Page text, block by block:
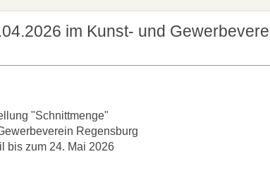
im Kunst- und
"Schnittmenge"
Regensburg
bis zum 24. Mai 2026